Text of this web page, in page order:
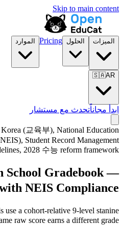
Skip to main content
الميزات الحلول Pricing الموارد
🇸🇦AR
ابدأ مجاناًتحدث مع مستشار
(교육부), National Education
Student Record Management
2028 수능 reform framework
School Gradebook —
NEIS Compliance
use a cohort-relative 9-level stanine
raw score earns a different grade